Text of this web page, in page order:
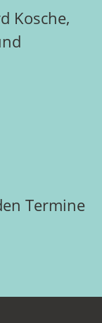
Kosche,
Termine